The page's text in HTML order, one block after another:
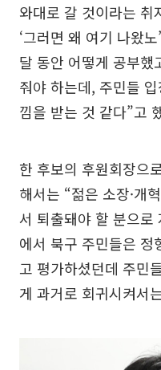
와대로 갈 것이라는 취
‘그러면 왜 여기 나왔
달 동안 어떻게 공부했
줘야 하는데, 주민들
낌을 받는 것 같다”고
한 후보의 후원회장으
해서는 “젊은 소장·개
서 퇴출돼야 할 분으로
에서 북구 주민들은 정
고 평가하셨던데 주민
게 과거로 회귀시켜서